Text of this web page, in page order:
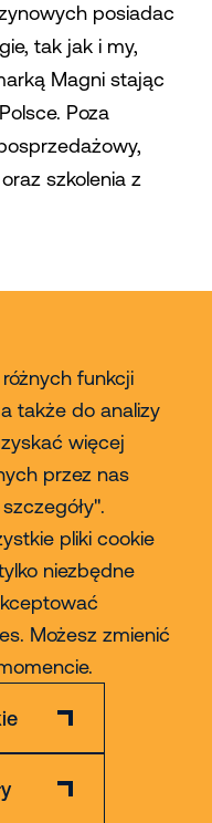
funkcji
także do analizy
więcej
przez nas
pliki cookie
niezbędne
Możesz zmienić
posiadac
tak jak i my,
Magni stając
Poza
szkolenia z